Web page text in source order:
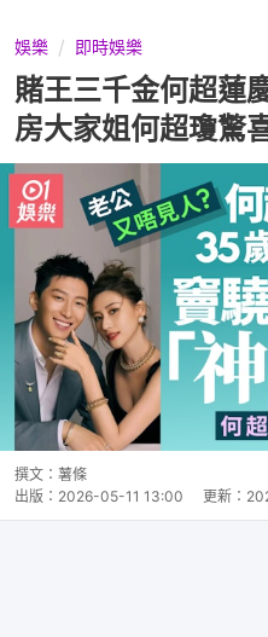
娛樂 即時娛樂
賭王三千金何超
房大家姐何超瓊驚
撰文： 薯條
出版： 2026-05-11 13:00 更新：